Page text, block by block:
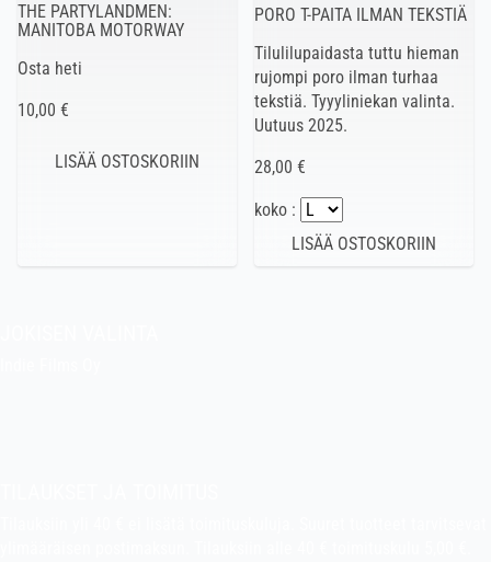
THE PARTYLANDMEN:
MANITOBA MOTORWAY
Osta heti
10,00 €
PORO T-PAITA ILMAN TEKSTIÄ
Tilulilupaidasta tuttu hieman
rujompi poro ilman turhaa
tekstiä. Tyyyliniekan valinta.
Uutuus 2025.
28,00 €
koko :